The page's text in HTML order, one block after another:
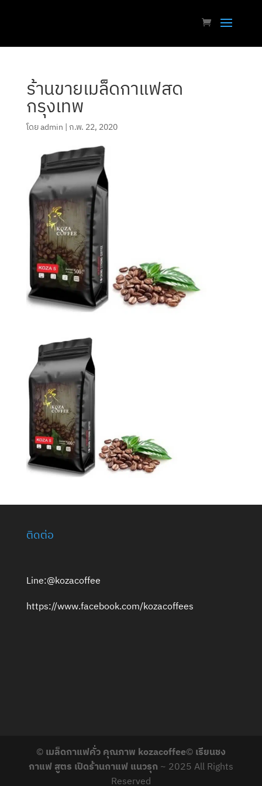
ร้านขายเมล็ดกาแฟสด
กรุงเทพ
โดยadmin | ก.พ. 22, 2020
ติดต่อ
Line:@kozacoffee
https://www.facebook.com/kozacoffees
© เมล็ดกาแฟคั่ว คุณภาพ kozacoffee© เรียนชง
กาแฟ สูตร เปิดร้านกาแฟ แนวรุก ~ 2025 All Rights
Reserved